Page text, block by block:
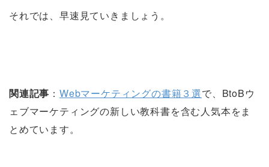
それでは、早速見ていきましょう。
関連記事 ：Webマーケティングの書籍３選で、BtoBウ
ェブマーケティングの新しい教科書を含む人気本をま
とめています。